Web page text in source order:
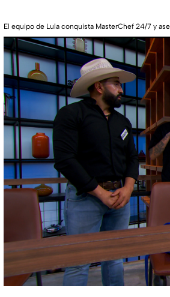
El equipo de Lula conquista MasterChef 24/7 y